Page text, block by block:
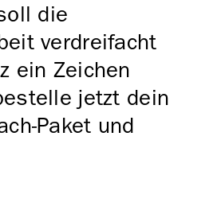
die
verdreifacht
ein Zeichen
jetzt dein
Paket und